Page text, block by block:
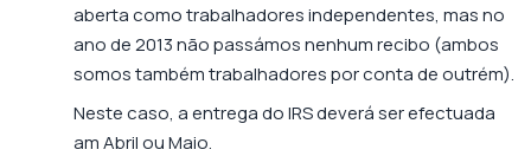
aberta como trabalhadores independentes, mas no
ano de 2013 não passámos nenhum recibo (ambos
somos também trabalhadores por conta de outrém).
Neste caso, a entrega do IRS deverá ser efectuada
am Abril ou Maio.